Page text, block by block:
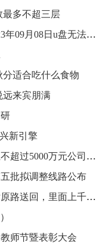
最多不超三层
u盘不能格式化写保护怎么解除（2023年09月08日u盘无法格式化写保护怎么去掉）
分适合吃什么食物
来宾朋满
新引擎
百诚医药：拟回购不低于2500万元且不超过5000万元公司股份
批拟调整线路公布
暖心！男子丢失10年钱包被人发现后原路送回，里面上千元现金分文不少
师节暨表彰大会